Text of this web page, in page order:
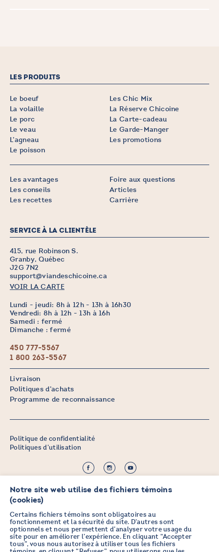
LES PRODUITS
Le boeuf
La volaille
Le porc
Le veau
L’agneau
Le poisson
Les Chic Mix
La Réserve Chicoine
La Carte-cadeau
Le Garde-Manger
Les promotions
Les avantages
Les conseils
Les recettes
Foire aux questions
Articles
Carrière
SERVICE À LA CLIENTÈLE
415, rue Robinson S.
Granby, Québec
J2G 7N2
support@viandeschicoine.ca
VOIR LA CARTE
Lundi - jeudi: 8h à 12h - 13h à 16h30
Vendredi: 8h à 12h - 13h à 16h
Samedi : fermé
Dimanche : fermé
450 777-5567
1 800 263-5567
Livraison
Politiques d’achats
Programme de reconnaissance
Crédit :Zen Branding, Design & Com.
Politique de confidentialité
Politiques d’utilisation
PRENEZ DES NOUVELLES EN
VOUS ABONNANT À L’INFOLETTRE
Notre site web utilise des fichiers témoins
(cookies)
Certains fichiers témoins sont obligatoires au
fonctionnement et la sécurité du site. D’autres sont
optionnels et nous permettent d’analyser votre usage du
site pour en améliorer l’expérience. En cliquant “Accepter
tous”, vous nous autorisez à utiliser tous les fichiers